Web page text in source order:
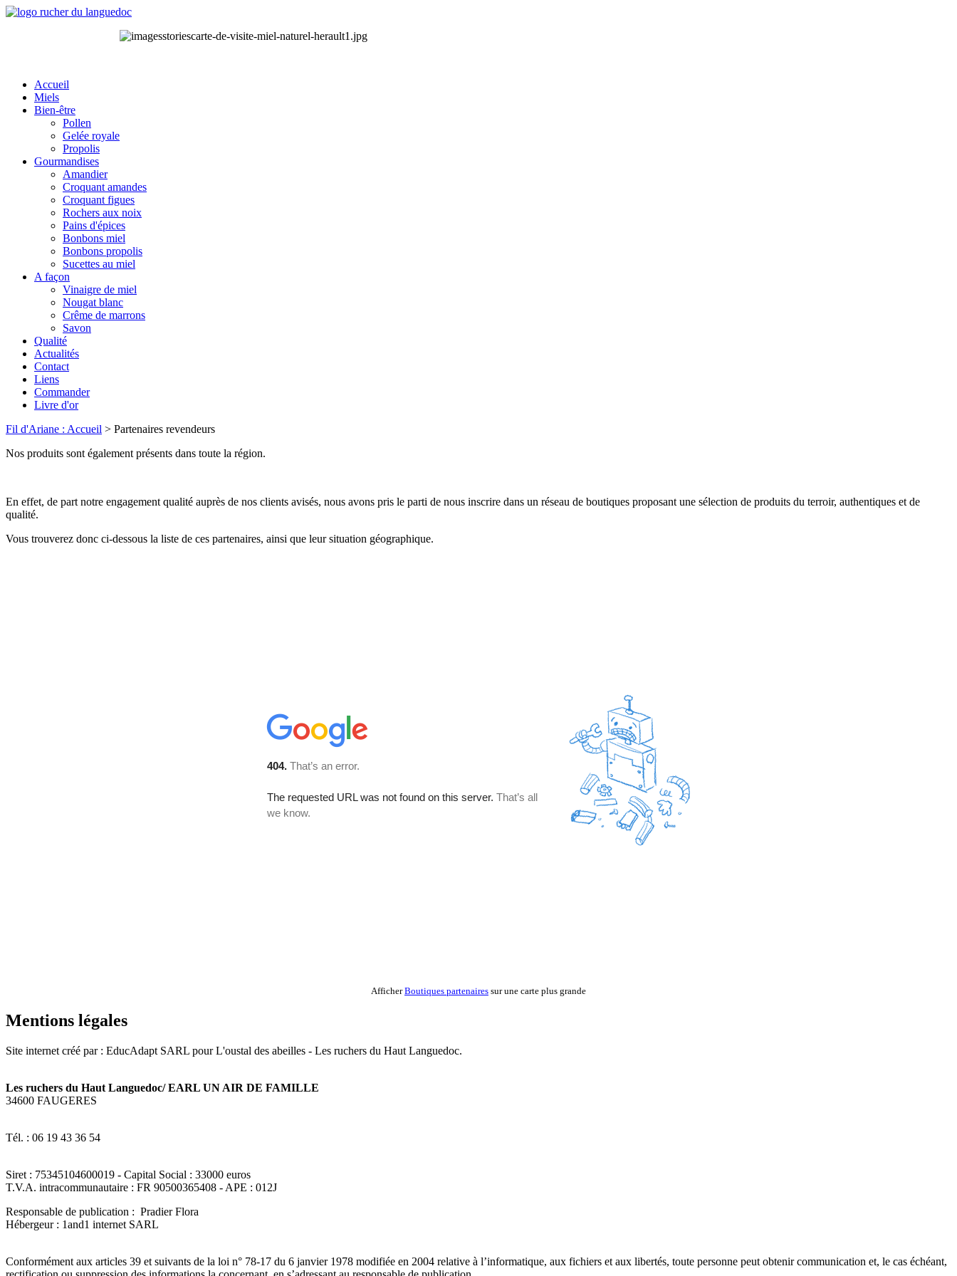
Accueil
Miels
Bien-être
Pollen
Gelée royale
Propolis
Gourmandises
Amandier
Croquant amandes
Croquant figues
Rochers aux noix
Pains d'épices
Bonbons miel
Bonbons propolis
Sucettes au miel
A façon
Vinaigre de miel
Nougat blanc
Crême de marrons
Savon
Qualité
Actualités
Contact
Liens
Commander
Livre d'or
Fil d'Ariane : Accueil > Partenaires revendeurs
Nos produits sont également présents dans toute la région.
En effet, de part notre engagement qualité auprès de nos clients avisés, nous avons pris le parti de nous inscrire dans un réseau de boutiques proposant une sélection de produits du terroir, authentiques et de
qualité.
Vous trouverez donc ci-dessous la liste de ces partenaires, ainsi que leur situation géographique.
AfficherBoutiques partenaires sur une carte plus grande
Mentions légales
Site internet créé par : EducAdapt SARL pour L'oustal des abeilles - Les ruchers du Haut Languedoc.
Les ruchers du Haut Languedoc/ EARL UN AIR DE FAMILLE
34600 FAUGERES
Tél. : 06 19 43 36 54
Siret : 75345104600019 - Capital Social : 33000 euros
T.V.A. intracommunautaire : FR 90500365408 - APE : 012J
Responsable de publication : Pradier Flora
Hébergeur : 1and1 internet SARL
Conformément aux articles 39 et suivants de la loi n° 78-17 du 6 janvier 1978 modifiée en 2004 relative à l’informatique, aux fichiers et aux libertés, toute personne peut obtenir communication et, le cas échéant,